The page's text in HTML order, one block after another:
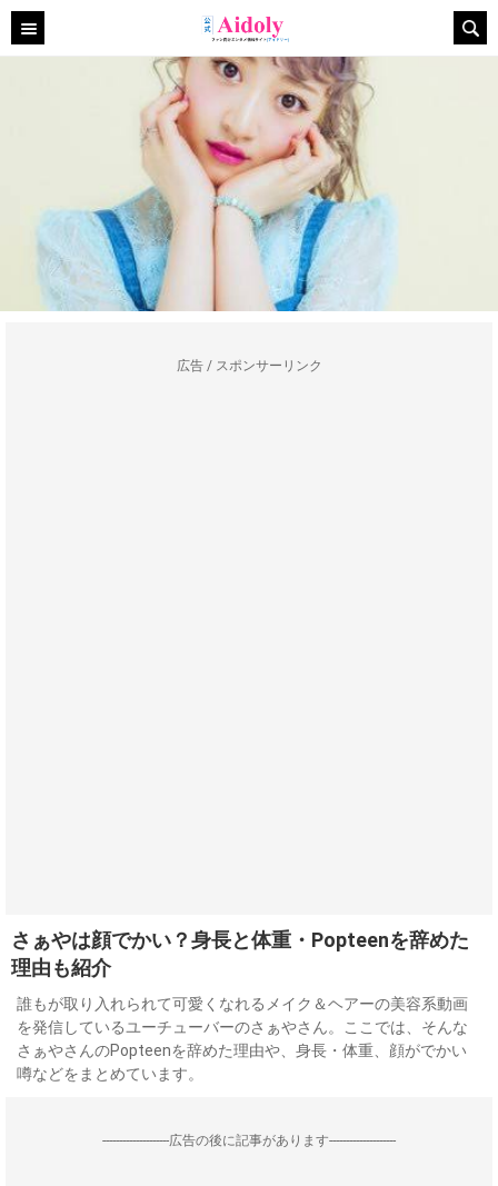
広告 / スポンサーリンク
さぁやは顔でかい？身長と体重・Popteenを辞めた
理由も紹介
誰もが取り入れられて可愛くなれるメイク＆ヘアーの美容系動画
を発信しているユーチューバーのさぁやさん。ここでは、そんな
さぁやさんのPopteenを辞めた理由や、身長・体重、顔がでかい
噂などをまとめています。
--------------------広告の後に記事があります--------------------